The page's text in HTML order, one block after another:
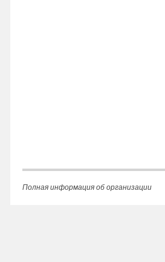
Полная информация об организации